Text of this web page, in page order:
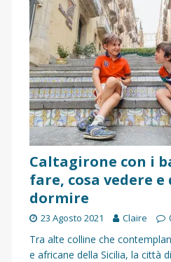
[ 17 Dicembre
UTILI
[ 14 Settembre
PARCHI
[ 2 Aprile 2025
VIAGGI IN
[ 17
DIDATTICHE
VIAGGI IN
[ 20 Marzo
Caltagirone con i
fare, cosa vedere e
dormire
23 Agosto 2021 Claire
Tra alte colline che
e africane della Sicilia, la città